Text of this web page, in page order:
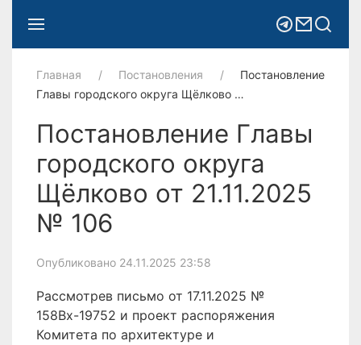
Главная Постановления
Постановление
Главы городского округа Щёлково …
Постановление Главы
городского округа
Щёлково от 21.11.2025
№ 106
Опубликовано 24.11.2025 23:58
Рассмотрев письмо от 17.11.2025 №
158Вх-19752 и проект распоряжения
Комитета по архитектуре и